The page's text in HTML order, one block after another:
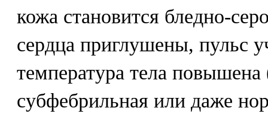
кожа становится бледно-
сердца приглушены, пульс
температура тела
субфебрильная или даже